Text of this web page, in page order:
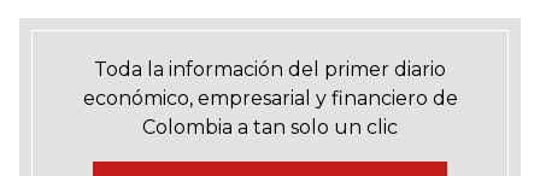
Toda la información del primer diario
económico, empresarial y financiero de
Colombia a tan solo un clic